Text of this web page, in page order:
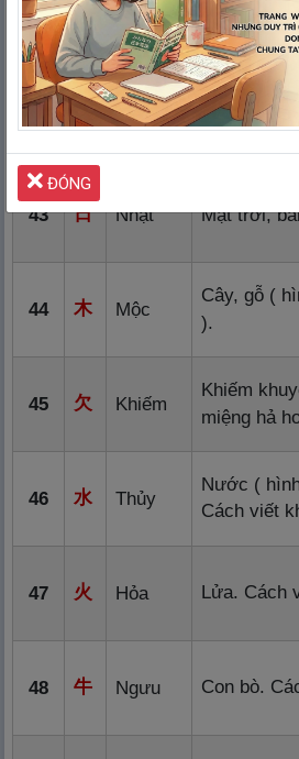
41 攵 Phộc
Đánh nhẹ,
khác攴.
42 斗
Đấu (
Đẩu )
Cái đấu,
thực. ( Đấu
43 日 Nhật Mặt trời,
44 木 Mộc
Cây, gỗ (
).
45 欠
Nghĩa: Khiếm khuyết, thiếu
Khiếm
Khiếm
miệng hả
46 水 Thủy
Nước (
Cách viết
47 火 Hỏa Lửa. Cách
48 牛 Ngưu Con bò.
ĐÓNG